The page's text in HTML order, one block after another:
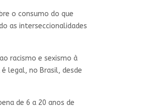
o consumo do que
as interseccionalidades
racismo e sexismo à
legal, no Brasil, desde
de 6 a 20 anos de